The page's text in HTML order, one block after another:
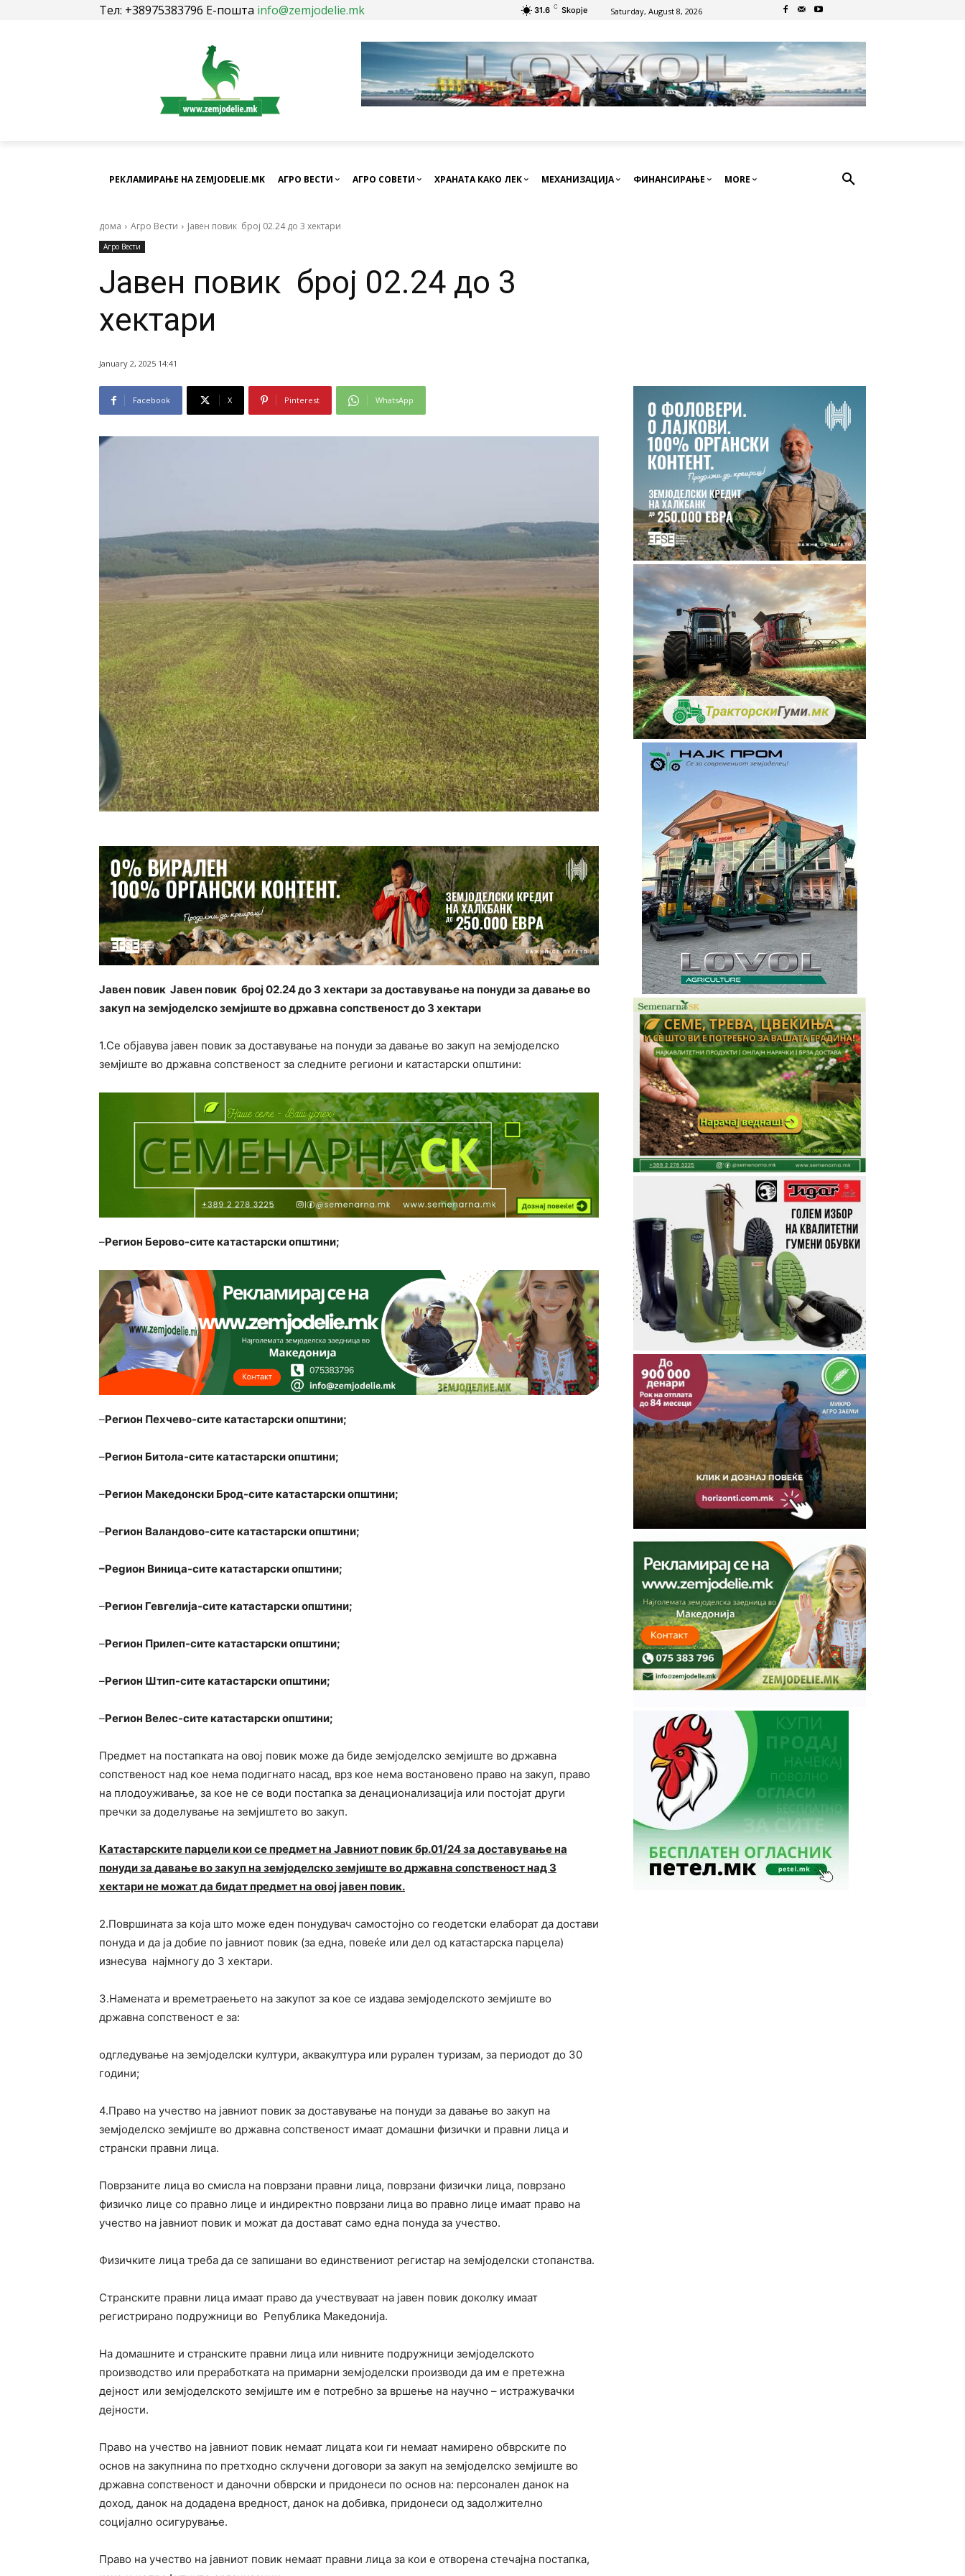
Тел: +38975383796 Е-пошта info@zemjodelie.mk 31.6 C Skopje Saturday, August 8, 2026
РЕКЛАМИРАЊЕ НА ZEMJODELIE.MK АГРО ВЕСТИ АГРО СОВЕТИ ХРАНАТА КАКО ЛЕК МЕХАНИЗАЦИЈА ФИНАНСИРАЊЕ MORE
дома Агро Вести Јавен повик број 02.24 до 3 хектари
Агро Вести
Јавен повик број 02.24 до 3
хектари
January 2, 2025 14:41
Facebook X Pinterest WhatsApp
Јавен повик Јавен повик број 02.24 до 3 хектари за доставување на понуди за давање во
закуп на земјоделско земјиште во државна сопственост до 3 хектари
1.Се објавува јавен повик за доставување на понуди за давање во закуп на земјоделско
земјиште во државна сопственост за следните региони и катастарски општини:
–Регион Берово-сите катастарски општини;
–Регион Пехчево-сите катастарски општини;
–Регион Битола-сите катастарски општини;
–Регион Македонски Брод-сите катастарски општини;
–Регион Валандово-сите катастарски општини;
–Реgион Виница-сите катастарски општини;
–Регион Гевгелија-сите катастарски општини;
–Регион Прилеп-сите катастарски општини;
–Регион Штип-сите катастарски општини;
–Регион Велес-сите катастарски општини;
Предмет на постапката на овој повик може да биде земјоделско земјиште во државна
сопственост над кое нема подигнато насад, врз кое нема востановено право на закуп, право
на плодоуживање, за кое не се води постапка за денационализација или постојат други
пречки за доделување на земјиштето во закуп.
Катастарските парцели кои се предмет на Јавниот повик бр.01/24 за доставување на
понуди за давање во закуп на земјоделско земјиште во државна сопственост над 3
хектари не можат да бидат предмет на овој јавен повик.
2.Површината за која што може еден понудувач самостојно со геодетски елаборат да достави
понуда и да ја добие по јавниот повик (за една, повеќе или дел од катастарска парцела)
изнесува најмногу до 3 хектари.
3.Намената и времетраењето на закупот за кое се издава земјоделското земјиште во
државна сопственост е за:
одгледување на земјоделски култури, аквакултура или рурален туризам, за периодот до 30
години;
4.Право на учество на јавниот повик за доставување на понуди за давање во закуп на
земјоделско земјиште во државна сопственост имаат домашни физички и правни лица и
странски правни лица.
Поврзаните лица во смисла на поврзани правни лица, поврзани физички лица, поврзано
физичко лице со правно лице и индиректно поврзани лица во правно лице имаат право на
учество на јавниот повик и можат да достават само една понуда за учество.
Физичките лица треба да се запишани во единствениот регистар на земјоделски стопанства.
Странските правни лица имаат право да учествуваат на јавен повик доколку имаат
регистрирано подружници во Република Македонија.
На домашните и странските правни лица или нивните подружници земјоделското
производство или преработката на примарни земјоделски производи да им е претежна
дејност или земјоделското земјиште им е потребно за вршење на научно – истражувачки
дејности.
Право на учество на јавниот повик немаат лицата кои ги немаат намирено обврските по
основ на закупнина по претходно склучени договори за закуп на земјоделско земјиште во
државна сопственост и даночни обврски и придонеси по основ на: персонален данок на
доход, данок на додадена вредност, данок на добивка, придонеси од задолжително
социјално осигурување.
Право на учество на јавниот повик немаат правни лица за кои е отворена стечајна постапка,